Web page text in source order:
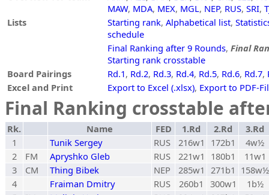
MAW, MDA, MEX, MGL, NEP, RUS, SRI,
Lists
Starting rank, Alphabetical list,
schedule
Final Ranking after 9 Rounds, Final
Starting rank crosstable
Board Pairings
Rd.1, Rd.2, Rd.3, Rd.4, Rd.5, Rd.6, Rd.7,
Excel and Print
Export to Excel (.xlsx), Export to PDF-
Final Ranking crosstable
Rk. Name FED 1.Rd 2.Rd
3.Rd
1
Tunik Sergey RUS 216w1 172b1
4w½
2
FM Apryshko Gleb RUS 221w1 180b1
11w1
3
CM Thing Bibek NEP 285w1 271b1 158w½
4
Fraiman Dmitry RUS 260b1 300w1
1b½